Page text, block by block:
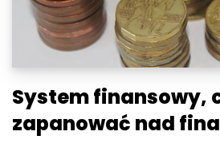
System finansowy,
zapanować nad